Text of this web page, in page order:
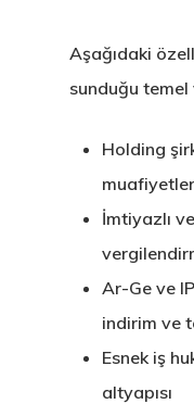
Aşağıdaki
sunduğu temel
Holding
İmtiyazlı
Ar-Ge ve
indirim ve
Esnek iş
altyapısı